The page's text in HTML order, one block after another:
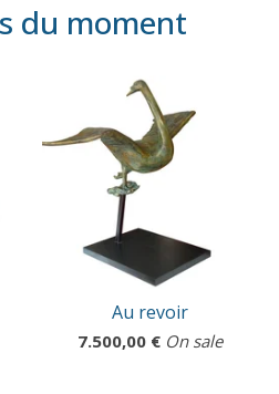
du moment
Au revoir
7.500,00 € On sale